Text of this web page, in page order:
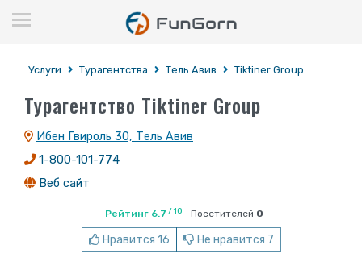
Услуги Турагентства Тель Авив Tiktiner Group
Турагентство Tiktiner Group
Ибен Гвироль 30, Тель Авив
1-800-101-774
Веб сайт
Рейтинг 6.7 / 10 Посетителей 0
Нравится 16 Не нравится 7